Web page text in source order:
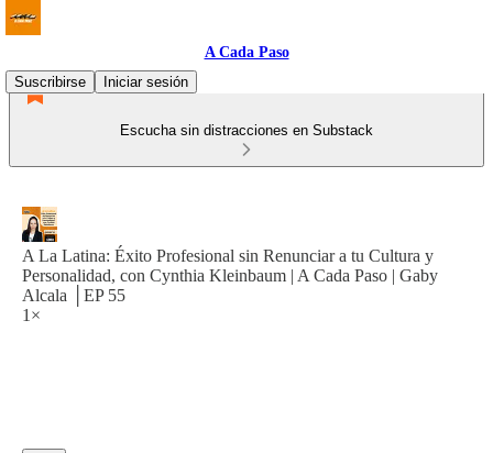
A Cada Paso
Suscribirse
Iniciar sesión
Escucha sin distracciones en Substack
A La Latina: Éxito Profesional sin Renunciar a tu Cultura y
Personalidad, con Cynthia Kleinbaum | A Cada Paso | Gaby
Alcala │EP 55
1×